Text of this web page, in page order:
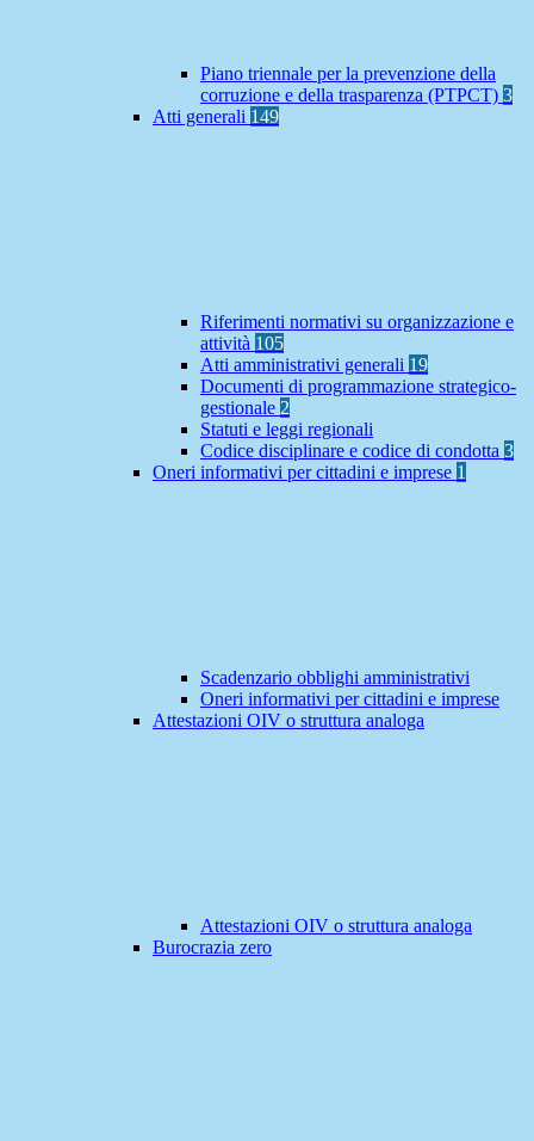
Piano triennale per la prevenzione della
corruzione e della trasparenza (PTPCT) 3
Atti generali 149
Riferimenti normativi su organizzazione e
attività 105
Atti amministrativi generali 19
Documenti di programmazione strategico-
gestionale 2
Statuti e leggi regionali
Codice disciplinare e codice di condotta 3
Oneri informativi per cittadini e imprese 1
Scadenzario obblighi amministrativi
Oneri informativi per cittadini e imprese
Attestazioni OIV o struttura analoga
Attestazioni OIV o struttura analoga
Burocrazia zero